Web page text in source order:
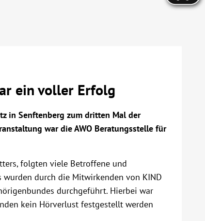
ein voller Erfolg
in Senftenberg zum dritten Mal der
war die AWO Beratungsstelle für
folgten viele Betroffene und
durch die Mitwirkenden von KIND
durchgeführt. Hierbei war
kein Hörverlust festgestellt werden